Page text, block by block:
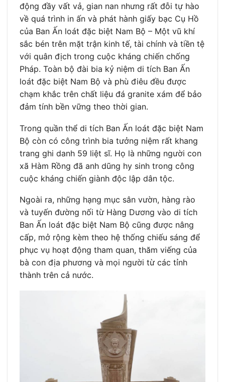
động đầy vất vả, gian nan nhưng rất đỗi tự hào
về quá trình in ấn và phát hành giấy bạc Cụ Hồ
của Ban Ấn loát đặc biệt Nam Bộ – Một vũ khí
sắc bén trên mặt trận kinh tế, tài chính và tiền tệ
với quân địch trong cuộc kháng chiến chống
Pháp. Toàn bộ đài bia kỷ niệm di tích Ban Ấn
loát đặc biệt Nam Bộ và phù điêu đều được
chạm khắc trên chất liệu đá granite xám để bảo
đảm tính bền vững theo thời gian.
Trong quần thể di tích Ban Ấn loát đặc biệt Nam
Bộ còn có công trình bia tưởng niệm rất khang
trang ghi danh 59 liệt sĩ. Họ là những người con
xã Hàm Rồng đã anh dũng hy sinh trong công
cuộc kháng chiến giành độc lập dân tộc.
Ngoài ra, những hạng mục sân vườn, hàng rào
và tuyến đường nối từ Hàng Dương vào di tích
Ban Ấn loát đặc biệt Nam Bộ cũng được nâng
cấp, mở rộng kèm theo hệ thống chiếu sáng để
phục vụ hoạt động tham quan, thăm viếng của
bà con địa phương và mọi người từ các tỉnh
thành trên cả nước.